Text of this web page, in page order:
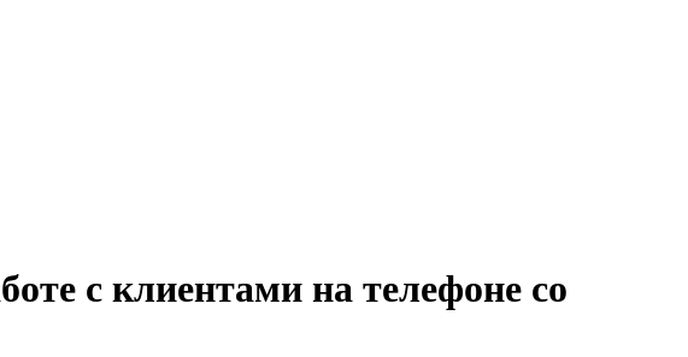
с клиентами на телефоне со